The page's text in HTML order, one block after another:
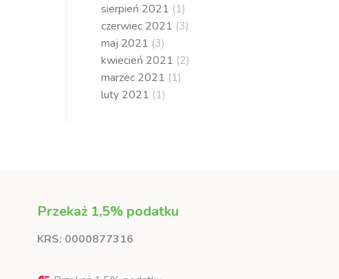
sierpień 2021 (1)
czerwiec 2021 (3)
maj 2021 (3)
kwiecień 2021 (2)
marzec 2021 (1)
luty 2021 (1)
Przekaż 1,5% podatku
KRS: 0000877316